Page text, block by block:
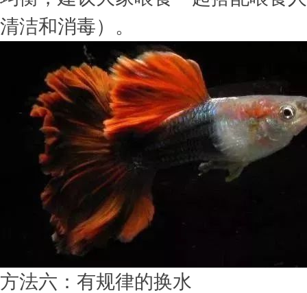
清洁和消毒）。
方法六：有规律的换水